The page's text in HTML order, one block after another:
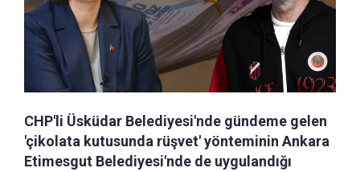
CHP'li Üsküdar Belediyesi'nde gündeme gelen
'çikolata kutusunda rüşvet' yönteminin Ankara
Etimesgut Belediyesi'nde de uygulandığı